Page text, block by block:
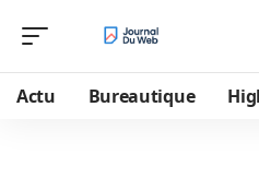
Actu Bureautique